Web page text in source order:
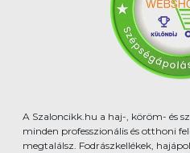
A Szaloncikk.hu a haj-, köröm- és
minden professzionális és otthoni
megtalálsz. Fodrászkellékek,